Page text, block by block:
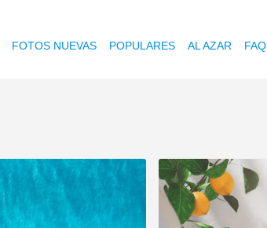
FOTOS NUEVAS POPULARES AL AZAR FAQ